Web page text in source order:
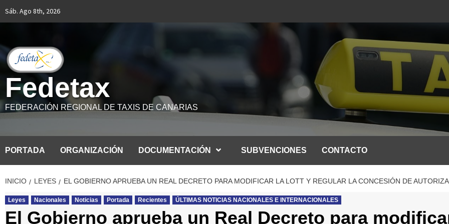
Saltar
Sáb. Ago 8th, 2026
Fedetax
FEDERACIÓN REGIONAL DE TAXIS DE CANARIAS
PORTADA ORGANIZACIÓN DOCUMENTACIÓN SUBVENCIONES CONTACTO
INICIO LEYES EL GOBIERNO APRUEBA UN REAL DECRETO PARA MODIFICAR LA LOTT Y REGULAR LA CONCESIÓN DE
Leyes Nacionales Noticias Portada Recientes ÚLTIMAS NOTICIAS NACIONALES E INTERNACIONALES
El Gobierno aprueba un Real Decreto para